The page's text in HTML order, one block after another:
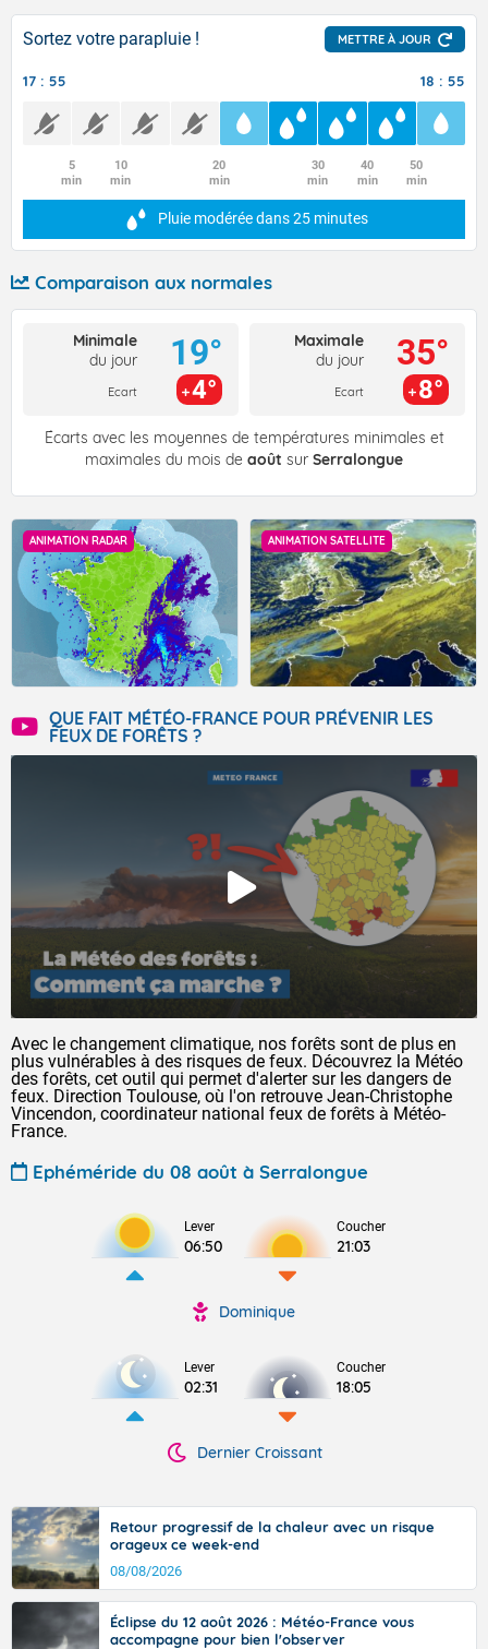
Sortez votre parapluie ! METTRE À JOUR
17 : 55 18 : 55
5
min
10
min
20
min
30
min
40
min
50
min
Pluie modéréedans 25 minutes
Comparaison aux normales
Minimale
du jour
Ecart
19°
4°
Maximale
du jour
Ecart
35°
8°
Écarts avec les moyennes de températures minimales et
maximales du mois de août sur Serralongue
ANIMATION RADAR ANIMATION SATELLITE
QUE FAIT MÉTÉO-FRANCE POUR PRÉVENIR LES
FEUX DE FORÊTS ?
Avec le changement climatique, nos forêts sont de plus en
plus vulnérables à des risques de feux. Découvrez la Météo
des forêts, cet outil qui permet d'alerter sur les dangers de
feux. Direction Toulouse, où l'on retrouve Jean-Christophe
Vincendon, coordinateur national feux de forêts à Météo-
France.
Ephéméride du 08 août à Serralongue
Lever
06:50
Coucher
21:03
Dominique
Lever
02:31
Coucher
18:05
Dernier Croissant
Retour progressif de la chaleur avec un risque
orageux ce week-end
08/08/2026
Éclipse du 12 août 2026 : Météo-France vous
accompagne pour bien l'observer